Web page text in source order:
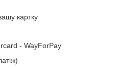
картку
- WayForPay